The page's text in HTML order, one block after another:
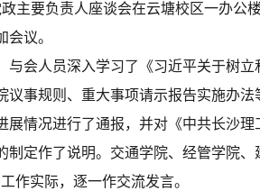
主要负责人座谈会在云塘校区一办公
议。
会人员深入学习了《习近平关于树
事规则、重大事项请示报告实施办法
情况进行了通报，并对《中共长沙
定作了说明。交通学院、经管学院
作实际，逐一作交流发言。